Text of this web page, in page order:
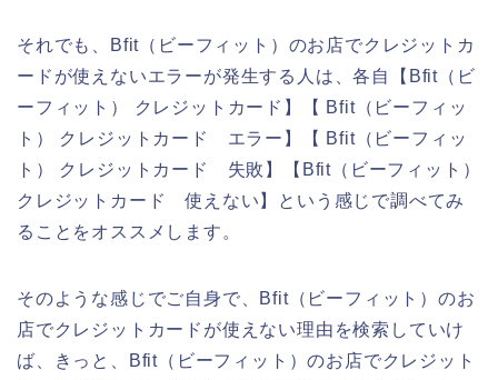
それでも、Bfit（ビーフィット）のお店でクレジットカ
ードが使えないエラーが発生する人は、各自【Bfit（ビ
ーフィット） クレジットカード】【 Bfit（ビーフィッ
ト） クレジットカード エラー】【 Bfit（ビーフィッ
ト） クレジットカード 失敗】【Bfit（ビーフィット）
クレジットカード 使えない】という感じで調べてみ
ることをオススメします。
そのような感じでご自身で、Bfit（ビーフィット）のお
店でクレジットカードが使えない理由を検索していけ
ば、きっと、Bfit（ビーフィット）のお店でクレジット